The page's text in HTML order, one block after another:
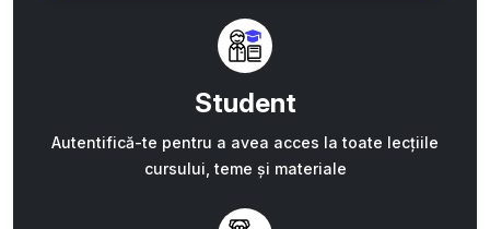
Student
Autentifică-te pentru a avea acces la toate lecțiile
cursului, teme și materiale